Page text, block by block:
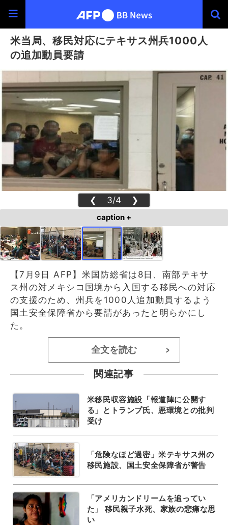
米当局、移民対応にテキサス州兵1000人
の追加動員要請
❮ 3/4 ❯
caption +
【7月9日 AFP】米国防総省は8日、南部テキサ
ス州の対メキシコ国境から入国する移民への対応
の支援のため、州兵を1000人追加動員するよう
国土安全保障省から要請があったと明らかにし
た。
全文を読む >
関連記事
米移民収容施設「報道陣に公開す
る」とトランプ氏、悪環境との批判
受け
「危険なほど過密」米テキサス州の
移民施設、国土安全保障省が警告
「アメリカンドリームを追ってい
た」 移民親子水死、家族の悲痛な思
い